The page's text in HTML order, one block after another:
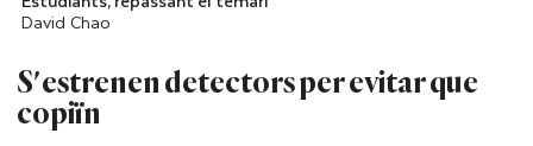
David Chao
S'estrenen detectors per evitar que
copiïn